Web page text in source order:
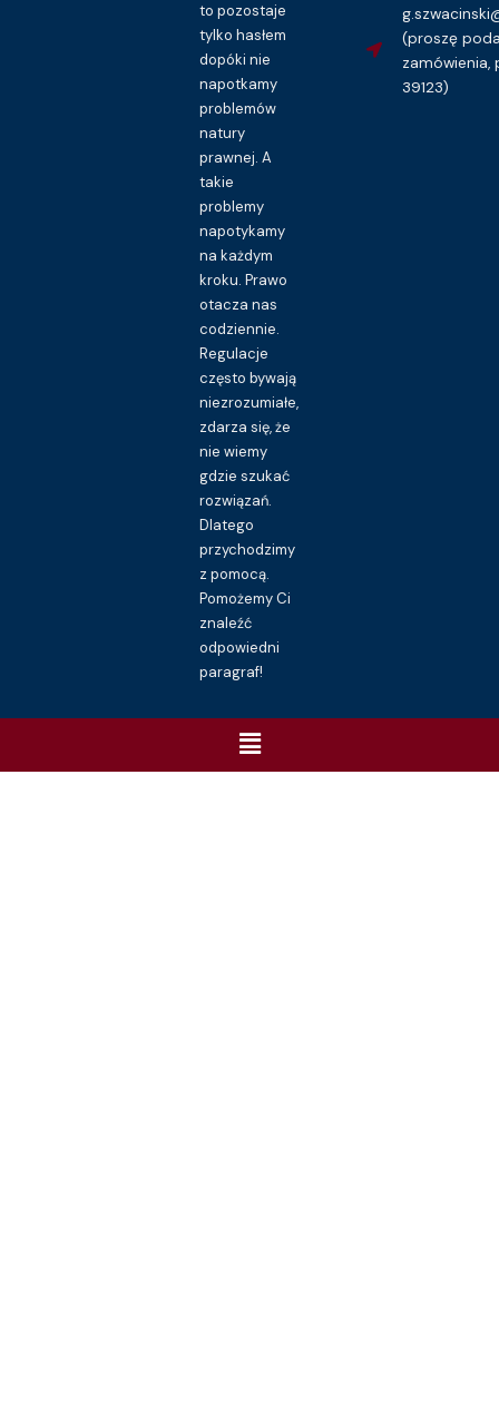
to pozostaje
tylko hasłem
dopóki nie
napotkamy
problemów
natury
prawnej. A
takie
problemy
napotykamy
na każdym
kroku. Prawo
otacza nas
codziennie.
Regulacje
często bywają
niezrozumiałe,
zdarza się, że
nie wiemy
gdzie szukać
rozwiązań.
Dlatego
przychodzimy
z pomocą.
Pomożemy Ci
znaleźć
odpowiedni
paragraf!
(proszę
zamówienia,
39123)
Menu